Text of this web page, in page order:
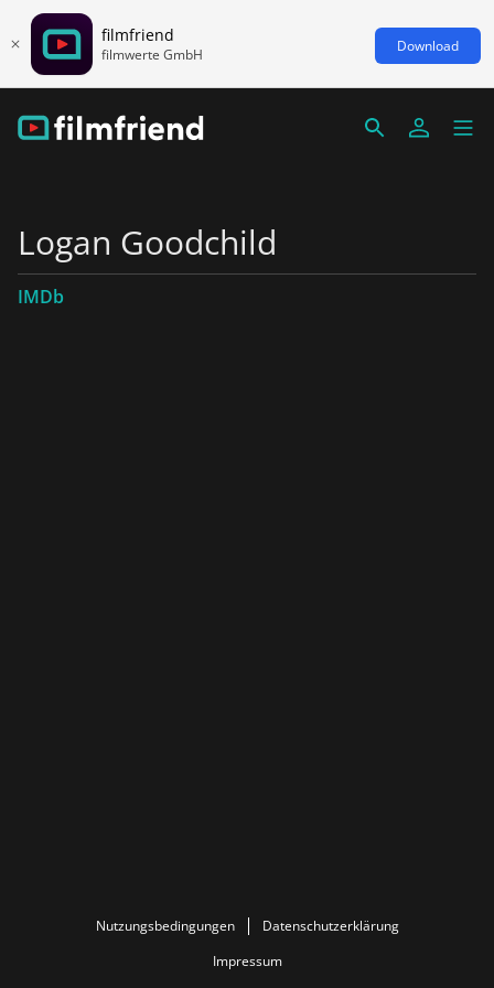
filmfriend
filmwerte GmbH Download
Logan Goodchild
IMDb
Nutzungsbedingungen
Datenschutzerklärung
Impressum